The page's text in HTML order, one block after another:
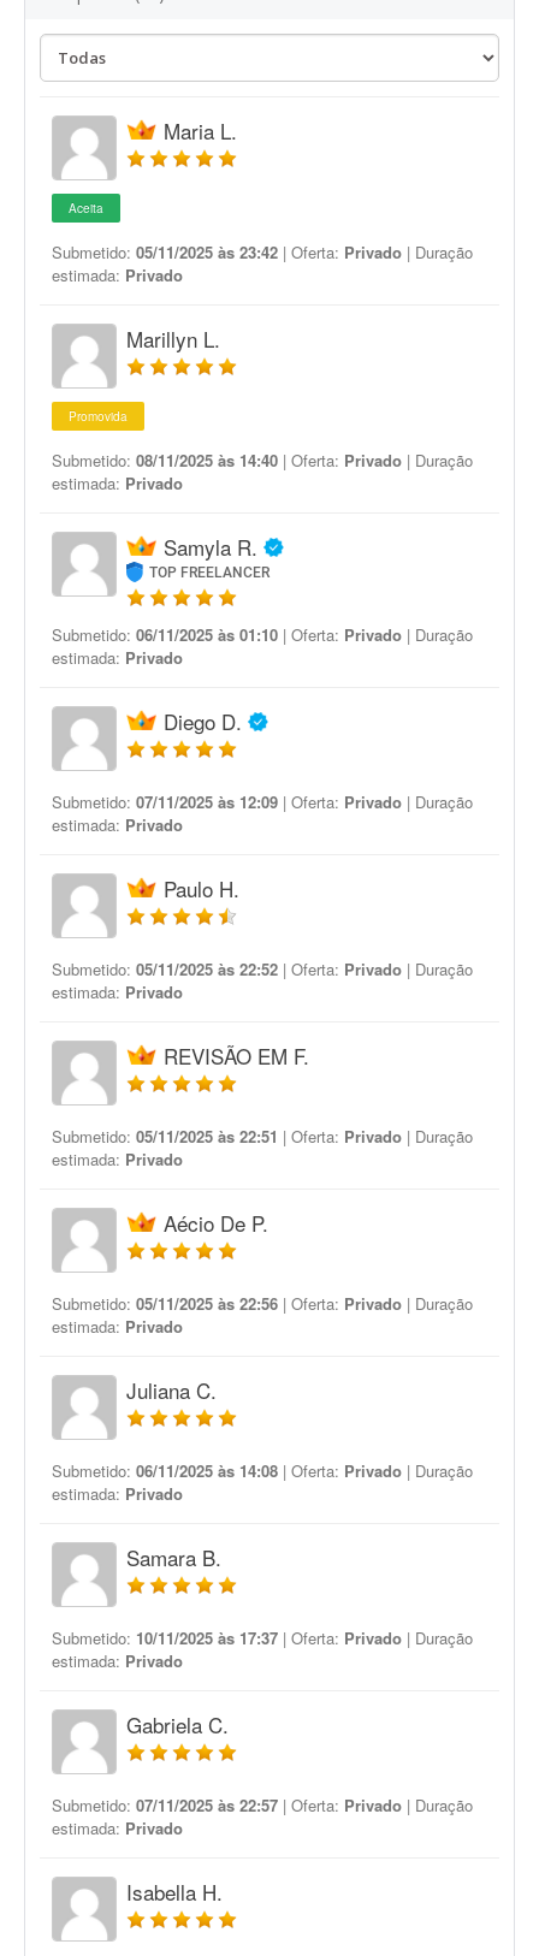
Maria L.
Aceita
Submetido: 05/11/2025 às 23:42 | Oferta: Privado | Duração
estimada: Privado
Marillyn L.
Promovida
Submetido: 08/11/2025 às 14:40 | Oferta: Privado | Duração
estimada: Privado
Samyla R.
TOP FREELANCER
Submetido: 06/11/2025 às 01:10 | Oferta: Privado | Duração
estimada: Privado
Diego D.
Submetido: 07/11/2025 às 12:09 | Oferta: Privado | Duração
estimada: Privado
Paulo H.
Submetido: 05/11/2025 às 22:52 | Oferta: Privado | Duração
estimada: Privado
REVISÃO EM F.
Submetido: 05/11/2025 às 22:51 | Oferta: Privado | Duração
estimada: Privado
Aécio De P.
Submetido: 05/11/2025 às 22:56 | Oferta: Privado | Duração
estimada: Privado
Juliana C.
Submetido: 06/11/2025 às 14:08 | Oferta: Privado | Duração
estimada: Privado
Samara B.
Submetido: 10/11/2025 às 17:37 | Oferta: Privado | Duração
estimada: Privado
Gabriela C.
Submetido: 07/11/2025 às 22:57 | Oferta: Privado | Duração
estimada: Privado
Isabella H.